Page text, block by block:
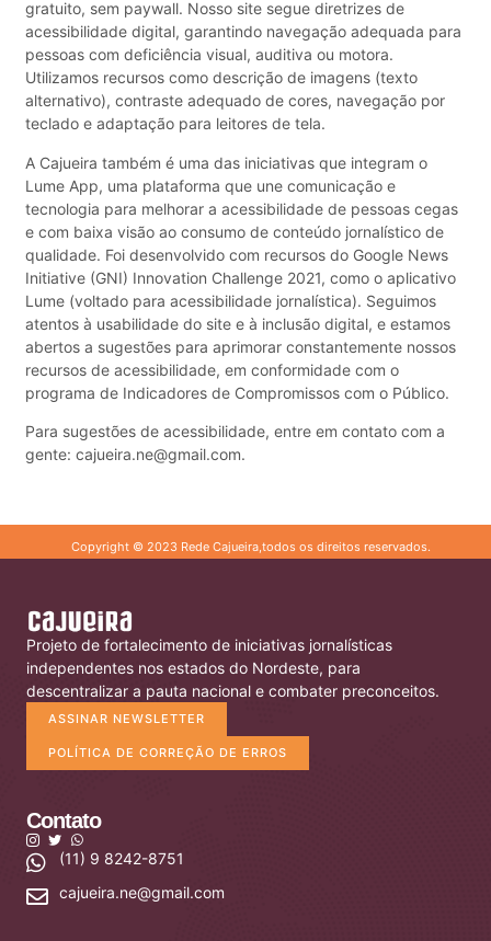
gratuito, sem paywall. Nosso site segue diretrizes de
acessibilidade digital, garantindo navegação adequada para
pessoas com deficiência visual, auditiva ou motora.
Utilizamos recursos como descrição de imagens (texto
alternativo), contraste adequado de cores, navegação por
teclado e adaptação para leitores de tela.
A Cajueira também é uma das iniciativas que integram o
Lume App, uma plataforma que une comunicação e
tecnologia para melhorar a acessibilidade de pessoas cegas
e com baixa visão ao consumo de conteúdo jornalístico de
qualidade. Foi desenvolvido com recursos do Google News
Initiative (GNI) Innovation Challenge 2021, como o aplicativo
Lume (voltado para acessibilidade jornalística). Seguimos
atentos à usabilidade do site e à inclusão digital, e estamos
abertos a sugestões para aprimorar constantemente nossos
recursos de acessibilidade, em conformidade com o
programa de Indicadores de Compromissos com o Público.
Para sugestões de acessibilidade, entre em contato com a
gente: cajueira.ne@gmail.com.
Copyright © 2023 Rede Cajueira,todos os direitos reservados.
Projeto de fortalecimento de iniciativas jornalísticas
independentes nos estados do Nordeste, para
descentralizar a pauta nacional e combater preconceitos.
ASSINAR NEWSLETTER
POLÍTICA DE CORREÇÃO DE ERROS
Contato
(11) 9 8242-8751
cajueira.ne@gmail.com